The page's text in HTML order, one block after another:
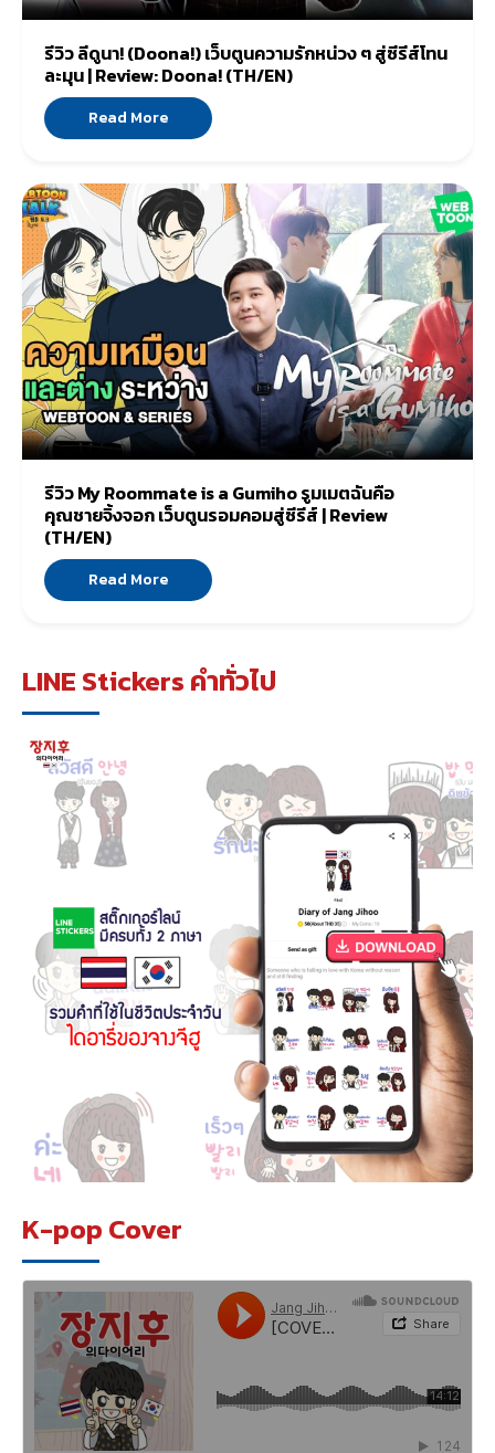
รีวิว ลีดูนา! (Doona!) เว็บตูนความรักหน่วง ๆ สู่ซีรีส์โทน
ละมุน | Review: Doona! (TH/EN)
Read More
รีวิว My Roommate is a Gumiho รูมเมตฉันคือ
คุณชายจิ้งจอก เว็บตูนรอมคอมสู่ซีรีส์ | Review
(TH/EN)
Read More
LINE Stickers คำทั่วไป
K-pop Cover